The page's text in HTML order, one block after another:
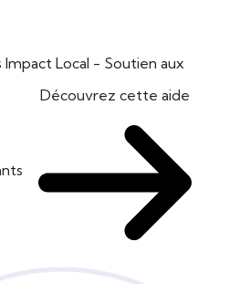
Impact Local - Soutien aux
Découvrez cette aide